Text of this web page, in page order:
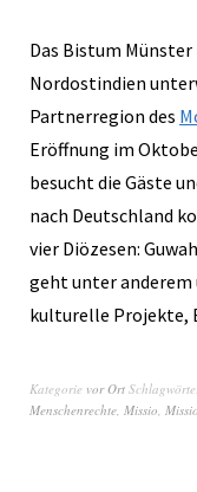
Das Bistum
Nordostindien
Partnerregion des
Eröffnung im
besucht die Gäste
nach Deutschland
vier Diözesen:
geht unter anderem
kulturelle Projekte,
Kategorie vor Ort
Menschenrechte, Missio,